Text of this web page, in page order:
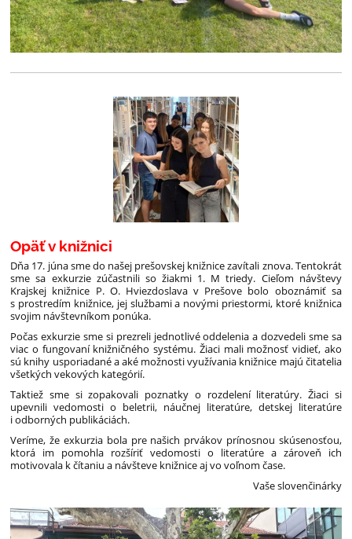
Opäť v knižnici
Dňa 17. júna sme do našej prešovskej knižnice zavítali znova. Tentokrát
sme sa exkurzie zúčastnili so žiakmi 1. M triedy. Cieľom návštevy
Krajskej knižnice P. O. Hviezdoslava v Prešove bolo oboznámiť sa
s prostredím knižnice, jej službami a novými priestormi, ktoré knižnica
svojim návštevníkom ponúka.
Počas exkurzie sme si prezreli jednotlivé oddelenia a dozvedeli sme sa
viac o fungovaní knižničného systému. Žiaci mali možnosť vidieť, ako
sú knihy usporiadané a aké možnosti využívania knižnice majú čitatelia
všetkých vekových kategórií.
Taktiež sme si zopakovali poznatky o rozdelení literatúry. Žiaci si
upevnili vedomosti o beletrii, náučnej literatúre, detskej literatúre
i odborných publikáciách.
Veríme, že exkurzia bola pre našich prvákov prínosnou skúsenosťou,
ktorá im pomohla rozšíriť vedomosti o literatúre a zároveň ich
motivovala k čítaniu a návšteve knižnice aj vo voľnom čase.
Vaše slovenčinárky